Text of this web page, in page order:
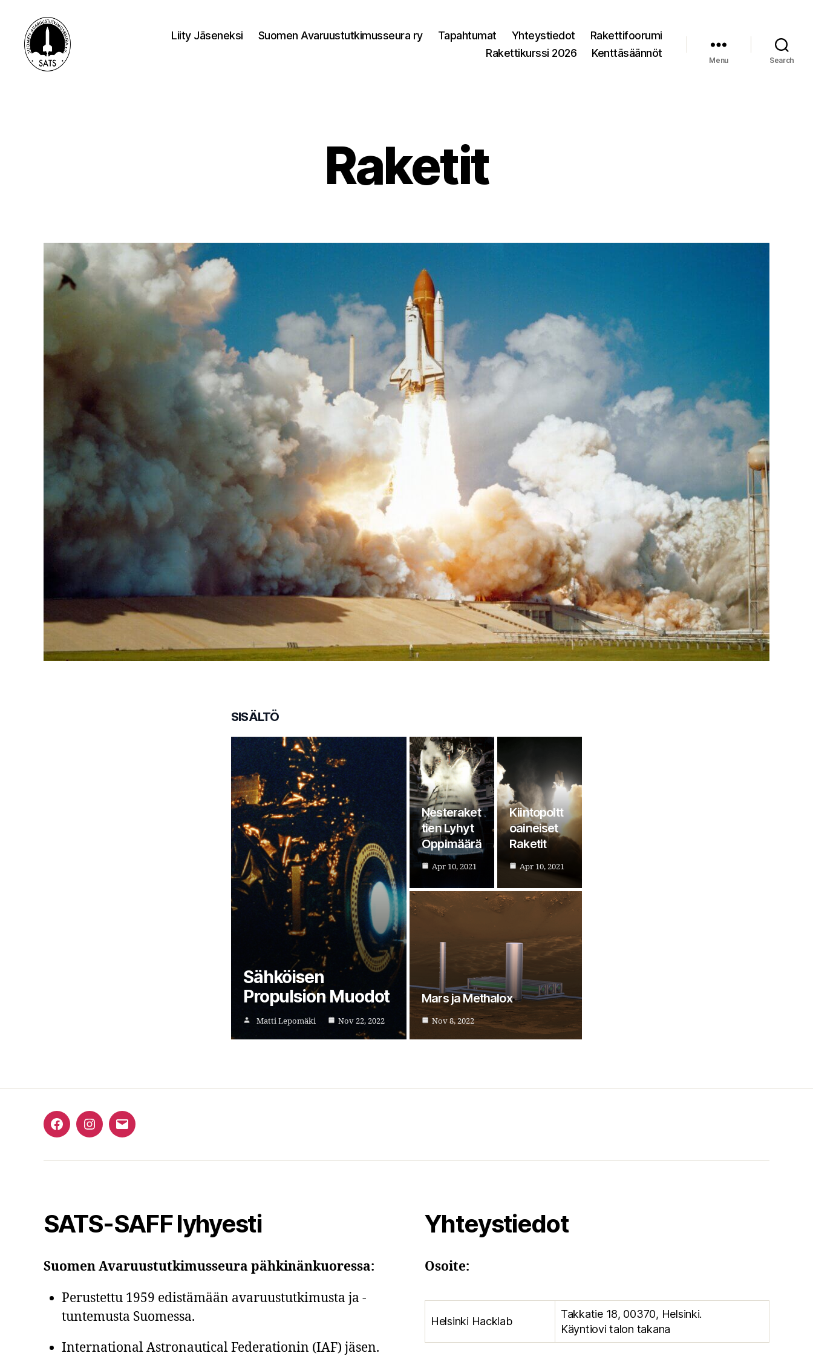
Liity Jäseneksi Suomen Avaruustutkimusseura ry Tapahtumat Yhteystiedot
Rakettifoorumi
Rakettikurssi 2026
Kenttäsäännöt
Menu Search
Raketit
SISÄLTÖ
Sähköisen
Propulsion Muodot
Matti Lepomäki Nov 22, 2022
Mars ja Methalox
Nov 8, 2022
Nesteraket
tien Lyhyt
Oppimäärä
Apr 10, 2021
Kiintopoltt
oaineiset
Raketit
Apr 10, 2021
FacebookInstagram
Email
SATS-SAFF lyhyesti
Suomen Avaruustutkimusseura pähkinänkuoressa:
Perustettu 1959 edistämään avaruustutkimusta ja -
tuntemusta Suomessa.
International Astronautical Federationin (IAF) jäsen.
Yhteystiedot
Osoite:
Helsinki Hacklab
Takkatie 18, 00370, Helsinki.
Käyntiovi talon takana